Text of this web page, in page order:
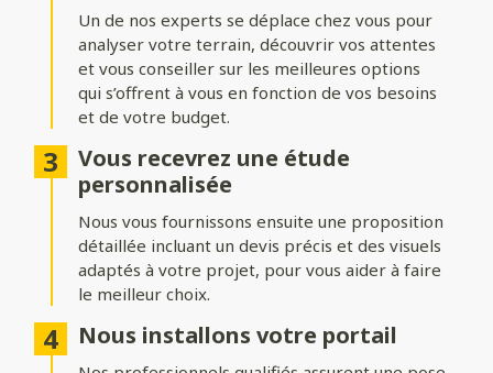
dynamique.
Bombé ou bombé inversé: des courbes élégantes pour un
effet plus traditionnel.
Chapeau de gendarme ou chapeau de gendarme inversé
: une touche classique et raffinée.
Occultation
Adaptez le niveau d’intimité et d’aération de votre portail :
Portail plein: : pour une intimité maximale et une protection
Portail semi-ajouré
Un de nos experts se déplace chez vous pour
analyser votre terrain, découvrir vos attentes
et vous conseiller sur les meilleures options
qui s’offrent à vous en fonction de vos besoins
et de votre budget.
Vous recevrez une étude
personnalisée
Nous vous fournissons ensuite une proposition
détaillée incluant un devis précis et des visuels
adaptés à votre projet, pour vous aider à faire
le meilleur choix.
Nous installons votre portail